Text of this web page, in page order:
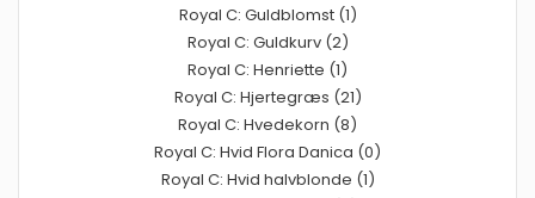
Royal C: Guldblomst (1)
Royal C: Guldkurv (2)
Royal C: Henriette (1)
Royal C: Hjertegræs (21)
Royal C: Hvedekorn (8)
Royal C: Hvid Flora Danica (0)
Royal C: Hvid halvblonde (1)